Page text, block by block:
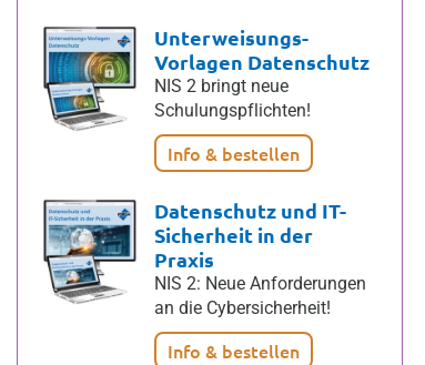
Unterweisungs-
Vorlagen Datenschutz
NIS 2 bringt neue
Schulungspflichten!
Info & bestellen
Datenschutz und IT-
Sicherheit in der
Praxis
NIS 2: Neue Anforderungen
an die Cybersicherheit!
Info & bestellen